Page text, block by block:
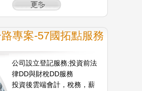
專案-57國拓點服務
公司設立登記服務;投資前法
律DD與財稅DD服務
投資後雲端會計，稅務，薪